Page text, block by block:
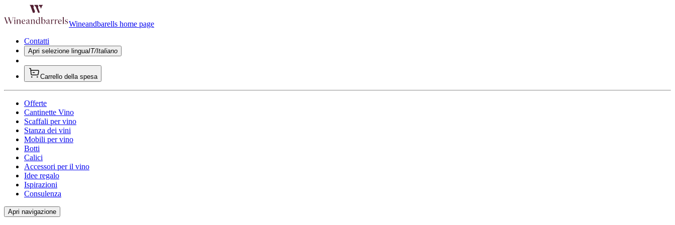
Wineandbarells home page
Contatti
Apri selezione linguaIT/Italiano
Carrello della spesa
Offerte
Cantinette Vino
Scaffali per vino
Stanza dei vini
Mobili per vino
Botti
Calici
Accessori per il vino
Idee regalo
Ispirazioni
Consulenza
Apri navigazione